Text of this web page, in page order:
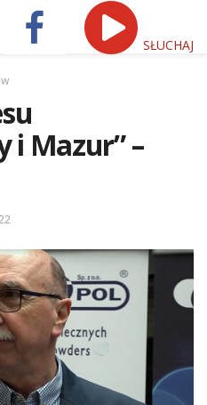
SŁUCHAJ
i Mazur” –